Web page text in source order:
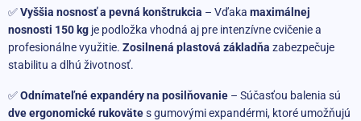
✅Vyššia nosnosť a pevná konštrukcia – Vďaka maximálnej
nosnosti 150 kg je podložka vhodná aj pre intenzívne cvičenie a
profesionálne využitie. Zosilnená plastová základňa zabezpečuje
stabilitu a dlhú životnosť.
✅Odnímateľné expandéry na posilňovanie – Súčasťou balenia sú
dve ergonomické rukovätes gumovými expandérmi, ktoré umožňujú